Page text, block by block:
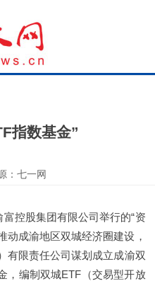
指数基金”
：七一网
控股集团有限公司举行的“资
动成渝地区双城经济圈建设，
有限责任公司谋划成立成渝双
，编制双城ETF（交易型开放